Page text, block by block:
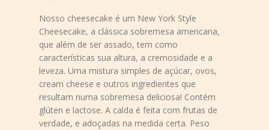
Nosso cheesecake é um New York Style
Cheesecake, a clássica sobremesa americana,
que além de ser assado, tem como
características sua altura, a cremosidade e a
leveza. Uma mistura simples de açúcar, ovos,
cream cheese e outros ingredientes que
resultam numa sobremesa deliciosa! Contém
glúten e lactose. A calda é feita com frutas de
verdade, e adoçadas na medida certa. Peso